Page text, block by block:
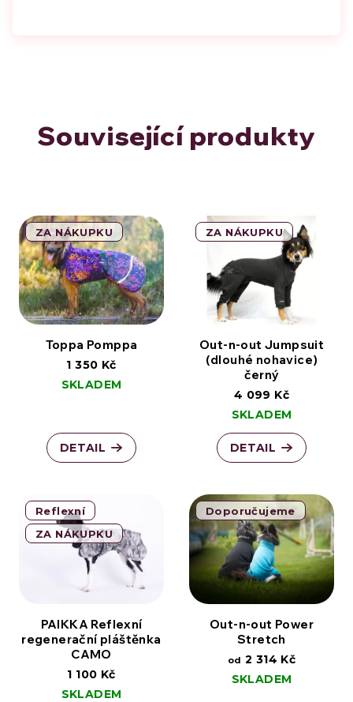
Související produkty
ZA NÁKUPKU
Toppa Pomppa
1 350 Kč
SKLADEM
DETAIL
ZA NÁKUPKU
Out-n-out Jumpsuit
(dlouhé nohavice)
černý
4 099 Kč
SKLADEM
DETAIL
Reflexní
ZA NÁKUPKU
PAIKKA Reflexní
regenerační pláštěnka
CAMO
1 100 Kč
SKLADEM
Doporučujeme
Out-n-out Power
Stretch
od 2 314 Kč
SKLADEM